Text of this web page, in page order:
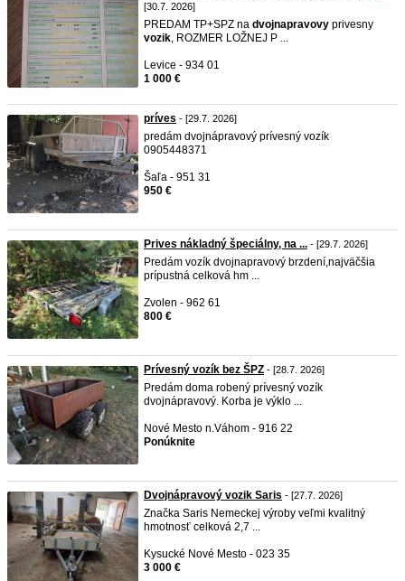
[30.7. 2026]
PREDAM TP+SPZ na dvojnapravovy privesny
vozik, ROZMER LOŽNEJ P ...
Levice - 934 01
1 000 €
príves - [29.7. 2026]
predám dvojnápravový prívesný vozík
0905448371
Šaľa - 951 31
950 €
Prives nákladný špeciálny, na ... - [29.7. 2026]
Predám vozík dvojnapravový brzdení,najväčšia
prípustná celková hm ...
Zvolen - 962 61
800 €
Prívesný vozík bez ŠPZ - [28.7. 2026]
Predám doma robený prívesný vozík
dvojnápravový. Korba je výklo ...
Nové Mesto n.Váhom - 916 22
Ponúknite
Dvojnápravový vozik Saris - [27.7. 2026]
Značka Saris Nemeckej výroby veľmi kvalitný
hmotnosť celková 2,7 ...
Kysucké Nové Mesto - 023 35
3 000 €